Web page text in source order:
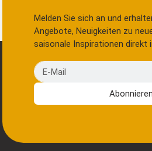
Melden Sie sich an und
Angebote, Neuigkeiten zu
saisonale Inspirationen direkt
E-Mail
Abonnieren